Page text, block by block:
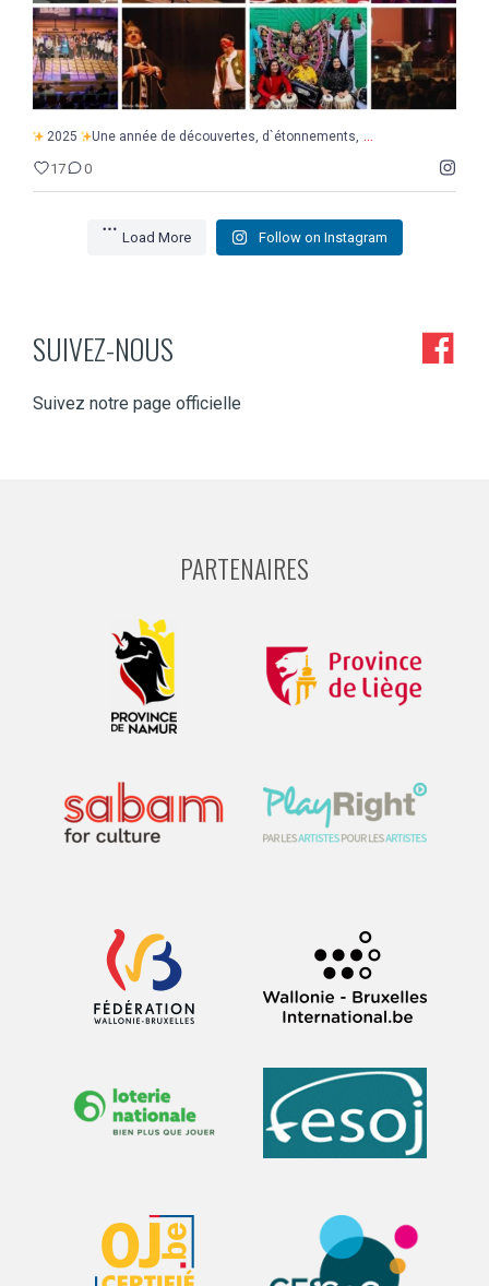
2025 Une année de découvertes, d`étonnements, ...
17 0
Load More Follow on Instagram
SUIVEZ-NOUS
Suivez notre page officielle
PARTENAIRES